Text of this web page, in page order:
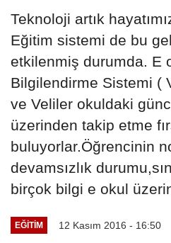
Teknoloji artık
Eğitim sistemi de bu
etkilenmiş durumda. E
Bilgilendirme Sistemi (
ve Veliler okuldaki
üzerinden takip etme
buluyorlar.Öğrencinin
devamsızlık
birçok bilgi e okul
EĞITIM 12 Kasım 2016 - 16:50